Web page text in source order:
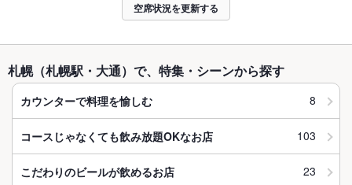
空席状況を更新する
札幌（札幌駅・大通）で、特集・シーンから探す
カウンターで料理を愉しむ 8
コースじゃなくても飲み放題OKなお店 103
こだわりのビールが飲めるお店 23